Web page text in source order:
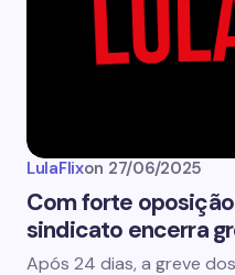
LulaFlixon 27/06/2025
Com forte
sindicato encerra
Após 24 dias, a greve